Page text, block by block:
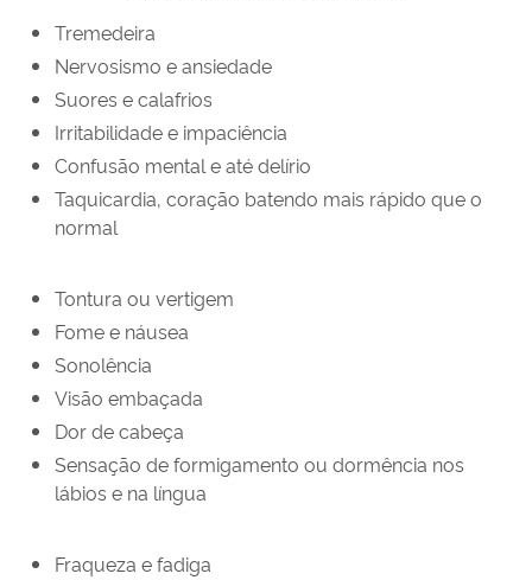
Tremedeira
Nervosismo e ansiedade
Suores e calafrios
Irritabilidade e impaciência
Confusão mental e até delírio
Taquicardia, coração batendo mais rápido que o
normal
Tontura ou vertigem
Fome e náusea
Sonolência
Visão embaçada
Dor de cabeça
Sensação de formigamento ou dormência nos
lábios e na língua
Fraqueza e fadiga